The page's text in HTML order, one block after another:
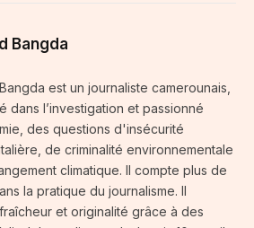
Bangda
est un journaliste camerounais,
dans l’investigation et passionné
des questions d'insécurité
de criminalité environnementale
climatique. Il compte plus de
la pratique du journalisme. Il
et originalité grâce à des